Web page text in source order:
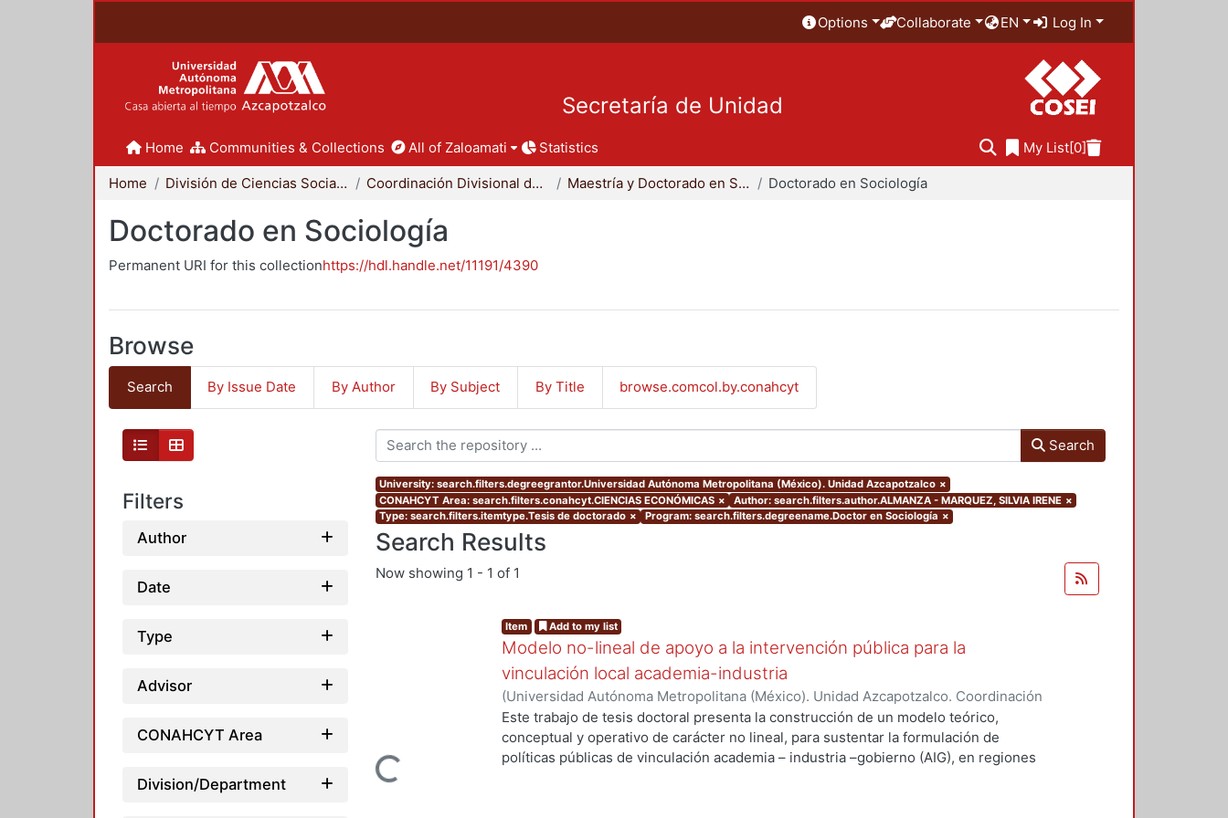
Options Collaborate EN Log In
Secretaría de Unidad
Home Communities & Collections All of Zaloamati Statistics My List[0]
Home División de Ciencias Sociales y Humanidades Coordinación Divisional de Posgrado Maestría y Doctorado en Sociología Doctorado en Sociología
Doctorado en Sociología
Permanent URI for this collectionhttps://hdl.handle.net/11191/4390
Browse
Search By Issue Date By Author By Subject By Title browse.comcol.by.conahcyt
Filters
Author
Date
Type
Advisor
CONAHCYT Area
Division/Department
Search
University: search.filters.degreegrantor.Universidad Autónoma Metropolitana (México). Unidad Azcapotzalco ×
CONAHCYT Area: search.filters.conahcyt.CIENCIAS ECONÓMICAS × Author: search.filters.author.ALMANZA - MARQUEZ, SILVIA IRENE ×
Type: search.filters.itemtype.Tesis de doctorado × Program: search.filters.degreename.Doctor en Sociología ×
Search Results
Now showing 1 - 1 of 1
Loading...
Item Add to my list
Modelo no-lineal de apoyo a la intervención pública para la
vinculación local academia-industria
(Universidad Autónoma Metropolitana (México). Unidad Azcapotzalco. Coordinación
de Servicios de Información., 2014-03-24)ALMANZA - MARQUEZ, SILVIA IRENE
Este trabajo de tesis doctoral presenta la construcción de un modelo teórico,
conceptual y operativo de carácter no lineal, para sustentar la formulación de
políticas públicas de vinculación academia – industria –gobierno (AIG), en regiones